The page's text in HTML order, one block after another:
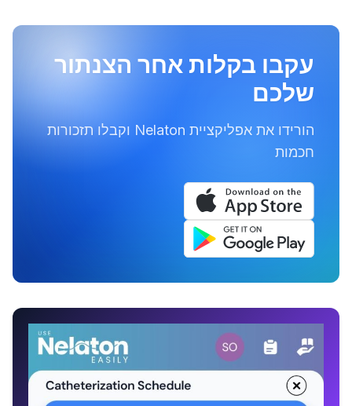
עקבו בקלות אחר הצנתור
שלכם
הורידו את אפליקציית Nelaton וקבלו תזכורות
חכמות